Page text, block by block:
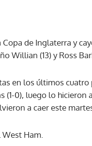
de Inglaterra y
Willian (13) y Ross
en los últimos
(1-0), luego lo
a caer este
Ham.